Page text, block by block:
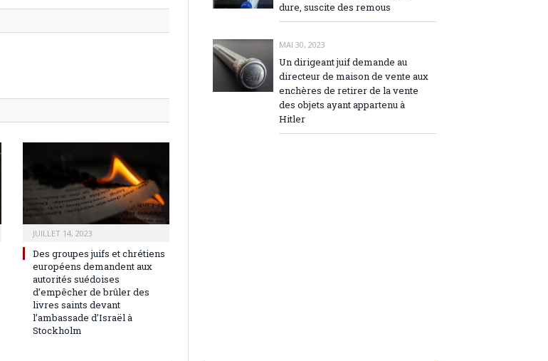
JUILLET 14, 2023
Des groupes juifs et chrétiens
européens demandent aux
autorités suédoises
d’empêcher de brûler des
livres saints devant
l’ambassade d’Israël à
Stockholm
dure, suscite des remous
MAI 30, 2023
Un dirigeant juif demande au
directeur de maison de vente aux
enchères de retirer de la vente
des objets ayant appartenu à
Hitler